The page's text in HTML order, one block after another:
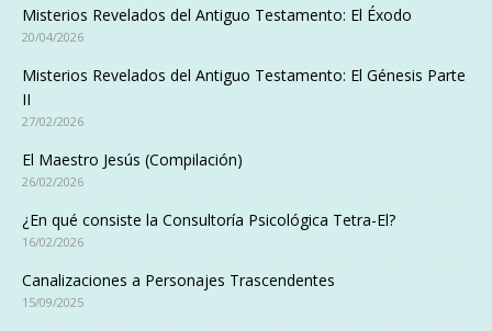
Misterios Revelados del Antiguo Testamento: El Éxodo
20/04/2026
Misterios Revelados del Antiguo Testamento: El Génesis Parte
II
27/02/2026
El Maestro Jesús (Compilación)
26/02/2026
¿En qué consiste la Consultoría Psicológica Tetra-El?
16/02/2026
Canalizaciones a Personajes Trascendentes
15/09/2025